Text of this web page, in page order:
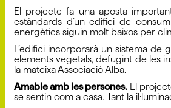
El projecte fa una aposta
estàndards d’un edifici de
energètics siguin molt baixos per
L’edifici incorporarà un sistema
elements vegetals, defugint de les
la mateixa Associació Alba.
Amable amb les persones.El
se sentin com a casa. Tant la